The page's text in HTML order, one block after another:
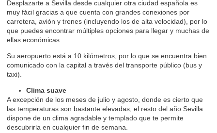
Desplazarte a Sevilla desde cualquier otra ciudad española es
muy fácil gracias a que cuenta con grandes conexiones por
carretera, avión y trenes (incluyendo los de alta velocidad), por lo
que puedes encontrar múltiples opciones para llegar y muchas de
ellas económicas.
Su aeropuerto está a 10 kilómetros, por lo que se encuentra bien
comunicado con la capital a través del transporte público (bus y
taxi).
Clima suave
A excepción de los meses de julio y agosto, donde es cierto que
las temperaturas son bastante elevadas, el resto del año Sevilla
dispone de un clima agradable y templado que te permite
descubrirla en cualquier fin de semana.